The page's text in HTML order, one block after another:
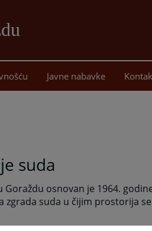
sadržaj
Javne nabavke
suda
Goraždu osnovan je 1964.
zgrada suda u čijim prostorija